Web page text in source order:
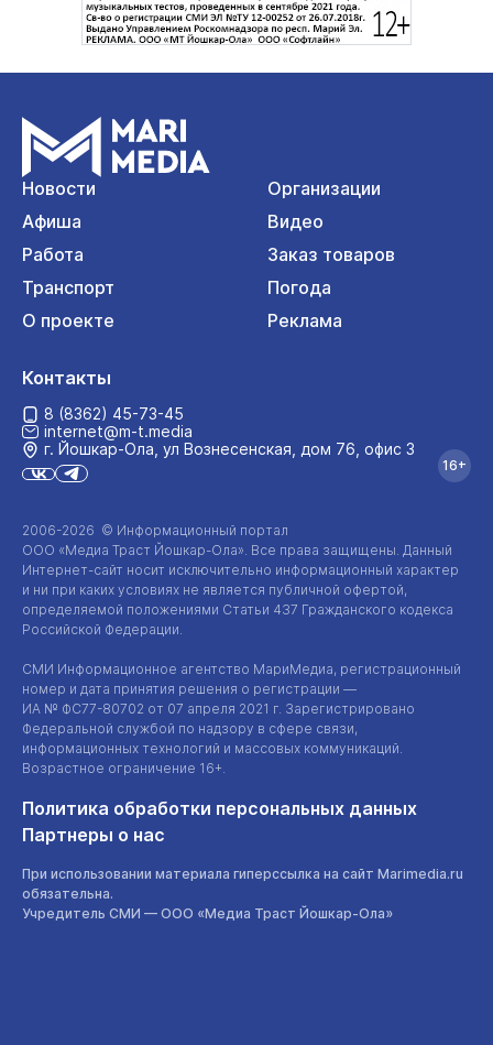
Новости
Организации
Афиша
Видео
Работа
Заказ товаров
Транспорт
Погода
О проекте
Реклама
2006-2026 © Информационный портал
ООО «Медиа Траст Йошкар-Ола». Все права защищены. Данный
Интернет-сайт носит исключительно информационный характер
и ни при каких условиях не является публичной офертой,
определяемой положениями Статьи 437 Гражданского кодекса
Российской Федерации.
СМИ Информационное агентство МариМедиа, регистрационный
номер и дата принятия решения о регистрации —
ИА № ФС77-80702 от 07 апреля 2021 г. Зарегистрировано
Федеральной службой по надзору в сфере связи,
информационных технологий и массовых коммуникаций.
Возрастное ограничение 16+.
Политика обработки персональных данных
Партнеры о нас
При использовании материала гиперссылка на сайт Marimedia.ru
обязательна.
Учредитель СМИ — ООО «Медиа Траст Йошкар-Ола»
Контакты
8 (8362) 45-73-45
internet@m-t.media
г. Йошкар‑Ола, ул Вознесенская, дом 76, офис 3
16+